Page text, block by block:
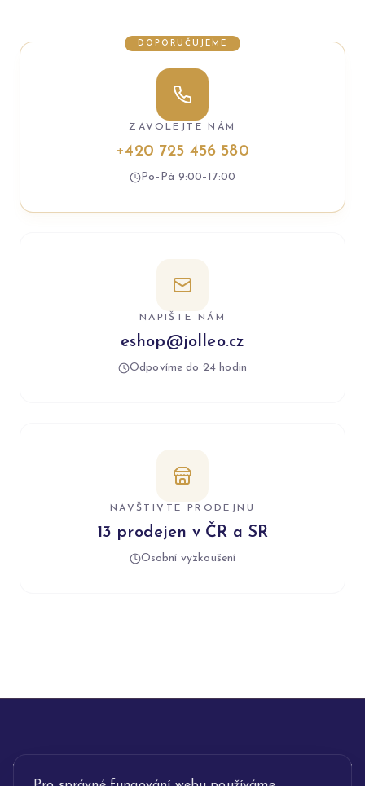
DOPORUČUJEME
ZAVOLEJTE NÁM
+420 725 456 580
Po–Pá 9:00–17:00
NAPIŠTE NÁM
eshop@jolleo.cz
Odpovíme do 24 hodin
NAVŠTIVTE PRODEJNU
13 prodejen v ČR a SR
Osobní vyzkoušení
INFORMACE